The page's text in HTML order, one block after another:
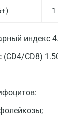
1
индекс
CD8)